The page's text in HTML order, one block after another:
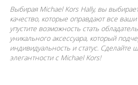
Выбирая Michael Kors Hally, вы
качество, которые оправдают все
упустите возможность стать
уникального аксессуара, который
индивидуальность и статус. Сделайте
элегантности с Michael Kors!